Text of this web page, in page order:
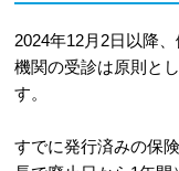
2024年12月2日以降
機関の受診は原則と
す。
すでに発行済みの保